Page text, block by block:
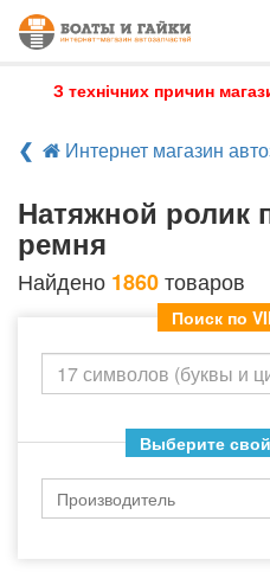
З технічних причин
Интернет магазин
Натяжной ролик
ремня
Найдено 1860товаров
Поиск по
Выберите